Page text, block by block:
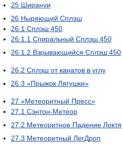
25 Ширануи
26 Ныряющий Сплэш
26.1 Сплэш 450
26.1.1 Спиральный Сплэш 450
26.1.2 Взрывающийся Сплэш 450
26.2 Сплэш от канатов в углу
26.3 «Прыжок Лягушки»
27 «Метеоритный Пресс»
27.1 Сэнтон-Метеор
27.2 Метеоритное Падение Локтя
27.3 Метеоритный ЛегДроп